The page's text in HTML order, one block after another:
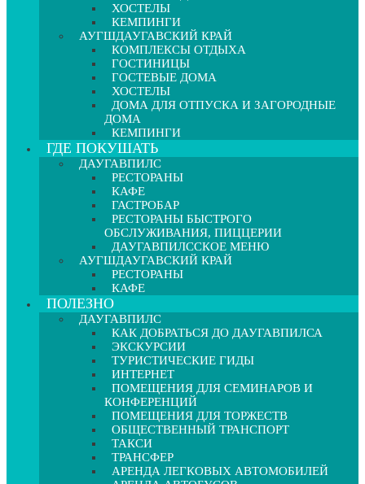
ХОСТЕЛЫ
КЕМПИНГИ
АУГШДАУГАВСКИЙ КРАЙ
КОМПЛЕКСЫ ОТДЫХА
ГОСТИНИЦЫ
ГОСТЕВЫЕ ДОМА
ХОСТЕЛЫ
ДОМА ДЛЯ ОТПУСКА И ЗАГОРОДНЫЕ
ДОМА
КЕМПИНГИ
ГДЕ ПОКУШАТЬ
ДАУГАВПИЛС
РЕСТОРАНЫ
КАФЕ
ГАСТРОБАР
РЕСТОРАНЫ БЫСТРОГО
ОБСЛУЖИВАНИЯ, ПИЦЦЕРИИ
ДАУГАВПИЛССКОЕ МЕНЮ
АУГШДАУГАВСКИЙ КРАЙ
РЕСТОРАНЫ
КАФЕ
ПОЛЕЗНО
ДАУГАВПИЛС
КАК ДОБРАТЬСЯ ДО ДАУГАВПИЛСА
ЭКСКУРСИИ
ТУРИСТИЧЕСКИЕ ГИДЫ
ИНТЕРНЕТ
ПОМЕЩЕНИЯ ДЛЯ СЕМИНАРОВ И
КОНФЕРЕНЦИЙ
ПОМЕЩЕНИЯ ДЛЯ ТОРЖЕСТВ
ОБЩЕСТВЕННЫЙ ТРАНСПОРТ
ТАКСИ
ТРАНСФЕР
АРЕНДА ЛЕГКОВЫХ АВТОМОБИЛЕЙ